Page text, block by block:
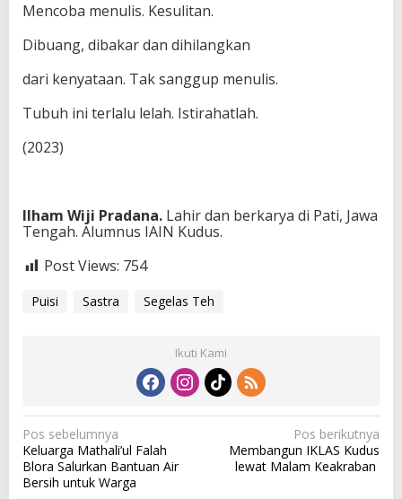
Mencoba menulis. Kesulitan.
Dibuang, dibakar dan dihilangkan
dari kenyataan. Tak sanggup menulis.
Tubuh ini terlalu lelah. Istirahatlah.
(2023)
Ilham Wiji Pradana. Lahir dan berkarya di Pati, Jawa
Tengah. Alumnus IAIN Kudus.
Post Views: 754
Puisi Sastra Segelas Teh
Ikuti Kami
N
a
v
Pos sebelumnya
Keluarga Mathali’ul Falah
Blora Salurkan Bantuan Air
Bersih untuk Warga
Pos berikutnya
Membangun IKLAS Kudus
lewat Malam Keakraban